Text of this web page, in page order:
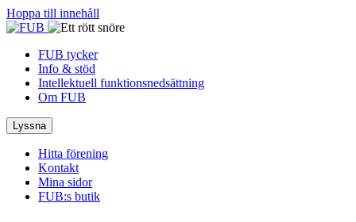
Hoppa till innehåll
FUB tycker
Info & stöd
Intellektuell funktionsnedsättning
Om FUB
Lyssna
Hitta förening
Kontakt
Mina sidor
FUB:s butik